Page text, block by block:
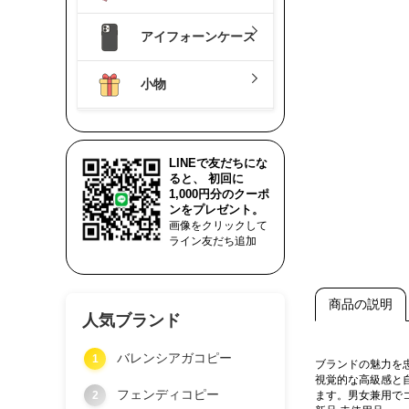
アイフォーンケース
小物
LINEで友だちにな
ると、 初回に
1,000円分のクーポ
ンをプレゼント。
画像をクリックして
ライン友だち追加
人気ブランド
1 バレンシアガコピー
2 フェンディコピー
商品の説明
ブランドの魅力を
視覚的な高級感と
ます。男女兼用で